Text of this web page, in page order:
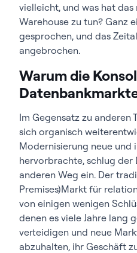
vielleicht, und was hat
Warehouse zu tun? Ganz
gesprochen, und das
angebrochen.
Warum die
Im Gegensatz zu anderen
sich organisch
Modernisierung neue
hervorbrachte, schlug der
anderen Weg ein. Der
Premises)Markt für
von einigen wenigen
denen es viele Jahre lang
verteidigen und neue
abzuhalten, ihr Geschäft